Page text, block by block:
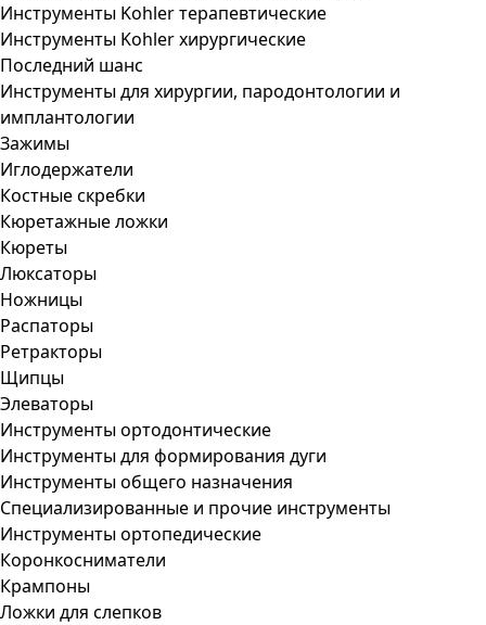
Инструменты Kohler терапевтические
Инструменты Kohler хирургические
Последний шанс
Инструменты для хирургии, пародонтологии и
имплантологии
Зажимы
Иглодержатели
Костные скребки
Кюретажные ложки
Кюреты
Люксаторы
Ножницы
Распаторы
Ретракторы
Щипцы
Элеваторы
Инструменты ортодонтические
Инструменты для формирования дуги
Инструменты общего назначения
Специализированные и прочие инструменты
Инструменты ортопедические
Коронкосниматели
Крампоны
Ложки для слепков